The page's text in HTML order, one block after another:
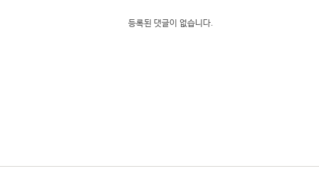
등록된 댓글이 없습니다.